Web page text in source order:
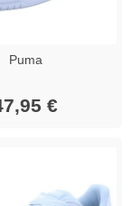
Puma
€